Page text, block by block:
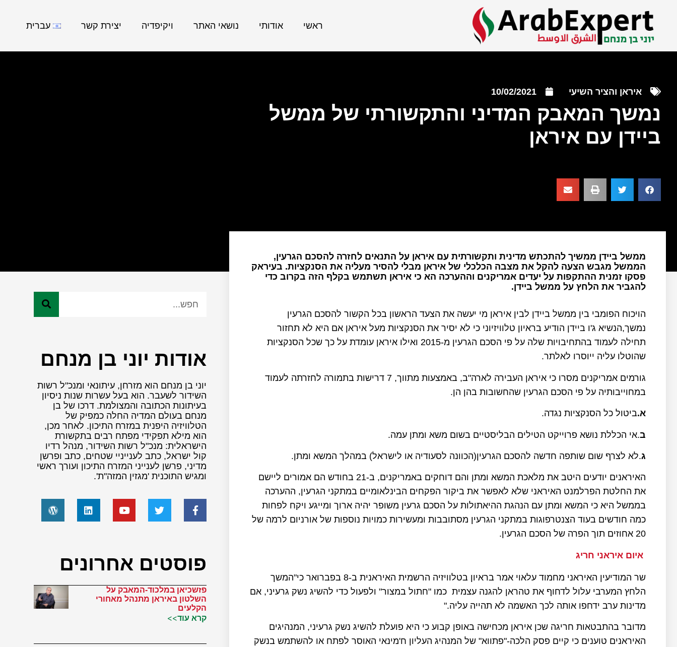
ראשי אודותי נושאי האתר ויקיפדיה יצירת קשר עברית
איראן והציר השיעי 10/02/2021
נמשך המאבק המדיני והתקשורתי של ממשל
ביידן עם איראן
ממשל ביידן ממשיך להתכתש מדינית ותקשורתית עם איראן על התנאים לחזרה להסכם הגרעין,
הממשל מגבש הצעה להקל את מצבה הכלכלי של איראן מבלי להסיר מעליה את הסנקציות. בעיראק
פסקו זמנית ההתקפות על יעדים אמריקנים וההערכה הא כי איראן תשתמש בקלף הזה בקרוב כדי
להגביר את הלחץ על ממשל ביידן.
הויכוח הפומבי בין ממשל ביידן לבין איראן מי יעשה את הצעד הראשון בכל הקשור להסכם הגרעין
נמשך,הנשיא ג'ו ביידן הודיע בראיון טלוויזיוני כי לא יסיר את הסנקציות מעל איראן אם היא לא תחזור
תחילה לעמוד בהתחיבויות שלה על פי הסכם הגרעין מ-2015 ואילו איראן עומדת על כך שכל הסנקציות
שהוטלו עליה ייוסרו לאלתר.
גורמים אמריקנים מסרו כי איראן העבירה לארה"ב, באמצעות מתווך, 7 דרישות בתמורה לחזרתה לעמוד
במחוייבותיה על פי הסכם הגרעין שהחשובות בהן הן.
א.ביטול כל הסנקציות נגדה.
ב.אי הכללת נושא פרוייקט הטילים הבליסטיים בשום משא ומתן עמה.
ג.לא לצרף שום שותפה חדשה להסכם הגרעין(הכוונה לסעודיה או לישראל) במהלך המשא ומתן.
האיראנים יודעים היטב את מלאכת המשא ומתן והם דוחקים באמריקנים, ב-21 בחודש הם אמורים ליישם
את החלטת הפרלמנט האיראני שלא לאפשר את ביקור הפקחים הבינלאומיים במתקני הגרעין, ההערכה
בממשל היא כי המשא ומתן עם הנהגת ההיאתולות על הסכם גרעין משופר יהיה ארוך ומייגע ויקח לפחות
כמה חודשים בעוד הצנטרפוגות במתקני הגרעין מסתובבות ומעשירות כמויות נוספות של אורניום לרמה של
20 אחוזים תוך הפרה של הסכם הגרעין.
איום איראני חריג
שר המודיעין האיראני מחמוד עלאוי אמר בראיון בטלוויזיה הרשמית האיראנית ב-8 בפברואר כי"המשך
הלחץ המערבי עלול לדחוף את טהראן להגנה עצמית כמו "חתול במצור" ולפעול כדי להשיג נשק גרעיני, אם
מדינות ערב ידחפו אותה לכך האשמה לא תהייה עליה."
מדובר בהתבטאות חריגה שכן איראן מכחישה באופן קבוע כי היא פועלת להשיג נשק גרעיני, המנהיגים
האיראנים טוענים כי קיים פסק הלכה-"פתווא" של המנהיג העליון ח'מינאי האוסר לפתח או להשתמש בנשק
אודות יוני בן מנחם
יוני בן מנחם הוא מזרחן, עיתונאי ומנכ"ל רשות
השידור לשעבר. הוא בעל עשרות שנות ניסיון
בעיתונות הכתובה והמצולמת. דרכו של בן
מנחם בעולם המדיה החלה כמפיק של
הטלוויזיה היפנית במזרח התיכון. לאחר מכן,
הוא מילא תפקידי מפתח רבים בתקשורת
הישראלית: מנכ"ל רשות השידור, מנהל רדיו
קול ישראל, כתב לענייניי שטחים, כתב ופרשן
מדיני, פרשן לענייני המזרח התיכון ועורך ראשי
ומגיש התוכנית 'מגזין המזה"ת'.
פוסטים אחרונים
פזשכיאן במלכוד-המאבק על
השלטון באיראן מתנהל מאחורי
הקלעים
קרא עוד>>